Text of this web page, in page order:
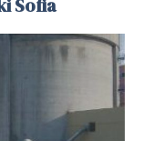
Sofia